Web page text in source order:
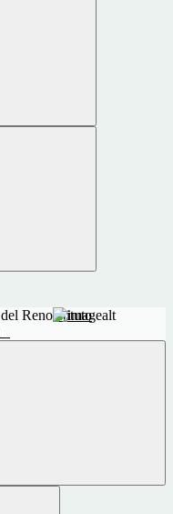
Istituto